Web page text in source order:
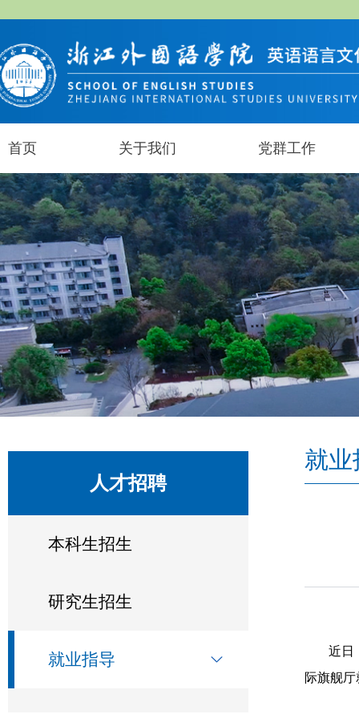
首页 关于我们 党群工作
人才招聘
本科生招生
研究生招生
就业指导
就业
近日
际旗舰